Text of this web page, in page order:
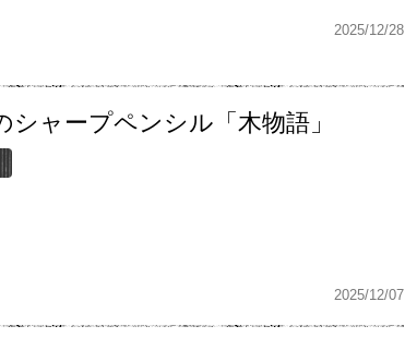
2025/12/28
シャープペンシル「木物語」
2025/12/07